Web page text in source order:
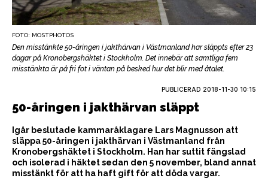
FOTO: MOSTPHOTOS
Den misstänkte 50-åringen i jakthärvan i Västmanland har släppts efter 23
dagar på Kronobergshäktet i Stockholm. Det innebär att samtliga fem
misstänkta är på fri fot i väntan på besked hur det blir med åtalet.
PUBLICERAD 2018-11-30 10:15
50-åringen i jakthärvan släppt
Igår beslutade kammaråklagare Lars Magnusson att
släppa 50-åringen i jakthärvan i Västmanland från
Kronobergshäktet i Stockholm. Han har suttit fängslad
och isolerad i häktet sedan den 5 november, bland annat
misstänkt för att ha haft gift för att döda vargar.